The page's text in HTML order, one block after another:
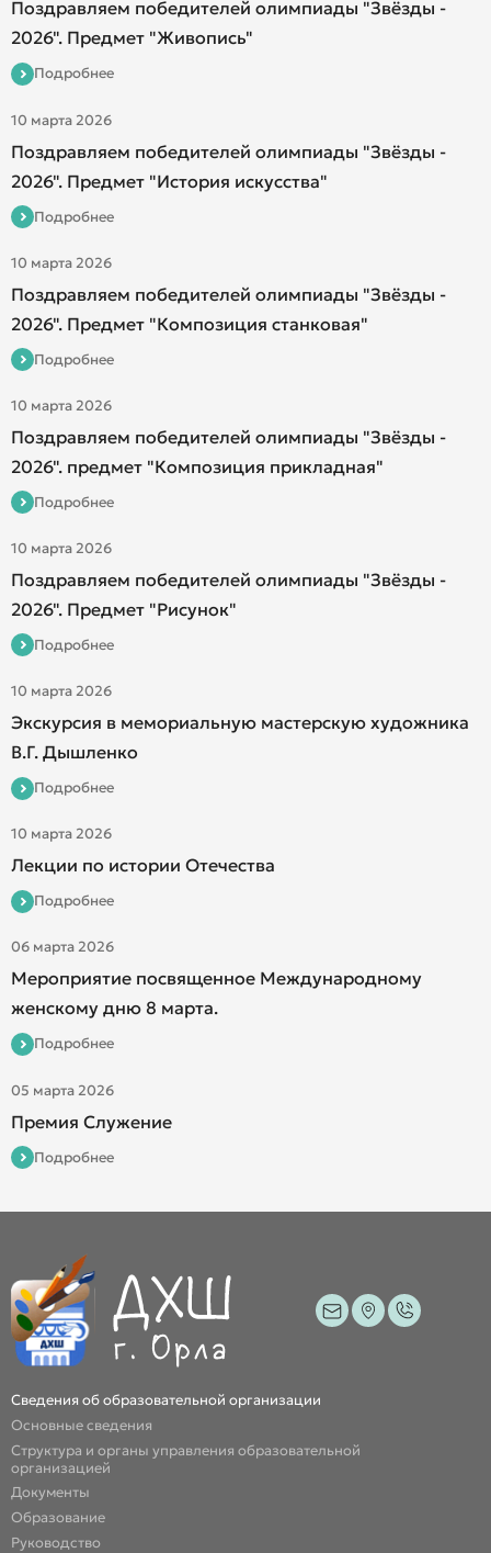
Поздравляем победителей олимпиады "Звёзды -
2026". Предмет "Живопись"
Подробнее
10 марта 2026
Поздравляем победителей олимпиады "Звёзды -
2026". Предмет "История искусства"
Подробнее
10 марта 2026
Поздравляем победителей олимпиады "Звёзды -
2026". Предмет "Композиция станковая"
Подробнее
10 марта 2026
Поздравляем победителей олимпиады "Звёзды -
2026". предмет "Композиция прикладная"
Подробнее
10 марта 2026
Поздравляем победителей олимпиады "Звёзды -
2026". Предмет "Рисунок"
Подробнее
10 марта 2026
Экскурсия в мемориальную мастерскую художника
В.Г. Дышленко
Подробнее
10 марта 2026
Лекции по истории Отечества
Подробнее
06 марта 2026
Мероприятие посвященное Международному
женскому дню 8 марта.
Подробнее
05 марта 2026
Премия Служение
Подробнее
Сведения об образовательной организации
Основные сведения
Структура и органы управления образовательной
организацией
Документы
Образование
Руководство